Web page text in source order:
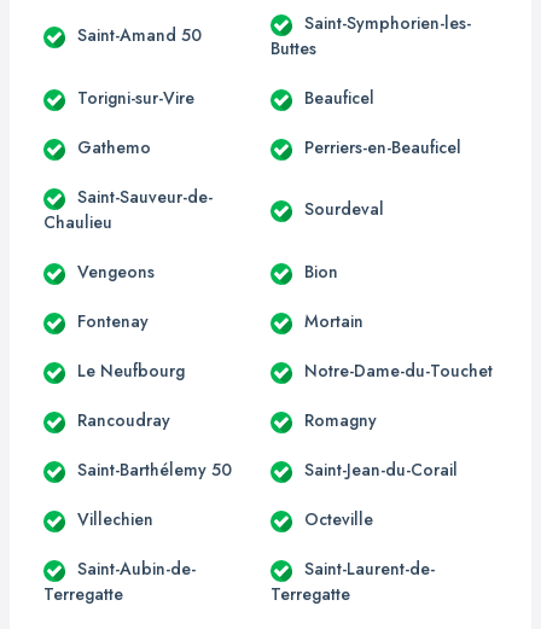
Saint-Amand 50
Saint-Symphorien-les-
Buttes
Torigni-sur-Vire Beauficel
Gathemo Perriers-en-Beauficel
Saint-Sauveur-de-
Chaulieu
Sourdeval
Vengeons Bion
Fontenay Mortain
Le Neufbourg Notre-Dame-du-Touchet
Rancoudray Romagny
Saint-Barthélemy 50 Saint-Jean-du-Corail
Villechien Octeville
Saint-Aubin-de-
Terregatte
Saint-Laurent-de-
Terregatte